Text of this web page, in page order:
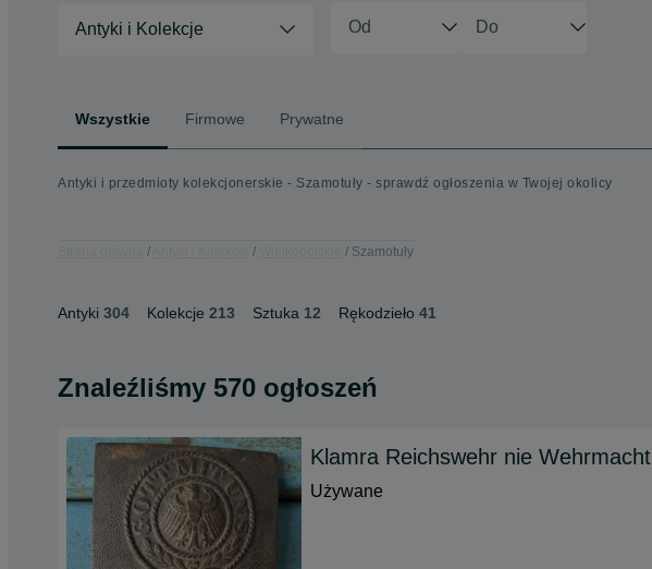
Antyki i Kolekcje
Wszystkie Firmowe Prywatne
Antyki i przedmioty kolekcjonerskie - Szamotuły - sprawdź ogłoszenia w Twojej okolicy
Szamotuły
Antyki 304 Kolekcje 213 Sztuka 12 Rękodzieło 41
Znaleźliśmy 570 ogłoszeń
Klamra Reichswehr nie Wehrmacht
Używane